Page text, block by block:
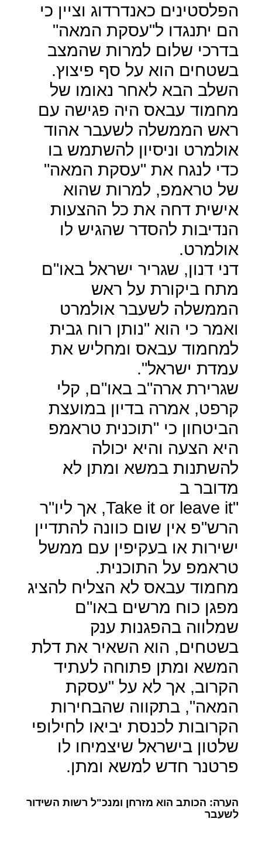
הפלסטינים כאנדרדוג וציין כי
הם יתנגדו ל"עסקת המאה"
בדרכי שלום למרות שהמצב
בשטחים הוא על סף פיצוץ.
השלב הבא לאחר נאומו של
מחמוד עבאס היה פגישה עם
ראש הממשלה לשעבר אהוד
אולמרט וניסיון להשתמש בו
כדי לנגח את "עסקת המאה"
של טראמפ, למרות שהוא
אישית דחה את כל ההצעות
הנדיבות להסדר שהגיש לו
אולמרט.
דני דנון, שגריר ישראל באו"ם
מתח ביקורת על ראש
הממשלה לשעבר אולמרט
ואמר כי הוא "נותן רוח גבית
למחמוד עבאס ומחליש את
עמדת ישראל".
שגרירת ארה"ב באו"ם, קלי
קרפט, אמרה בדיון במועצת
הביטחון כי "תוכנית טראמפ
היא הצעה והיא יכולה
להשתנות במשא ומתן לא
מדובר ב
Take it or leave it", אך ליו"ר
הרש"פ אין שום כוונה להתדיין
ישירות או בעקיפין עם ממשל
טראמפ על התוכנית.
מחמוד עבאס לא הצליח להציג
מפגן כוח מרשים באו"ם
שמלווה בהפגנות ענק
בשטחים, הוא השאיר את דלת
המשא ומתן פתוחה לעתיד
הקרוב, אך לא על "עסקת
המאה", בתקווה שהבחירות
הקרובות לכנסת יביאו לחילופי
שלטון בישראל שיצמיחו לו
פרטנר חדש למשא ומתן.
הערה: הכותב הוא מזרחן ומנכ"ל רשות השידור
לשעבר